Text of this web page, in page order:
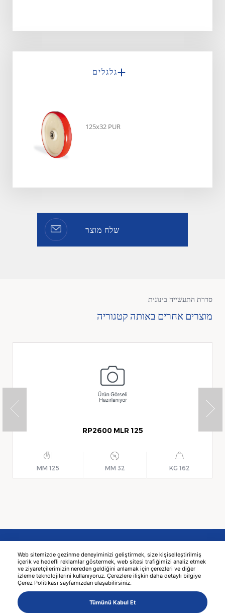
Web sitemizde gezinme deneyiminizi geliştirmek, size kişiselleştirilmiş
içerik ve hedefli reklamlar göstermek, web sitesi trafiğimizi analiz etmek
ve ziyaretçilerimizin nereden geldiğini anlamak için çerezleri ve diğer
izleme teknolojilerini kullanıyoruz. Çerezlere ilişkin daha detaylı bilgiye
Çerez Politikası sayfamızdan ulaşabilirsiniz.
Tümünü Kabul Et
גלגלים
125x32 PUR
שלח מוצר
סדרת התעשייה בינונית
מוצרים אחרים באותה קטגוריה
RP2600 MLR 125
125 MM 32 MM 162 KG
© 2026 KAMA - עיצוב אתרים MediaClick